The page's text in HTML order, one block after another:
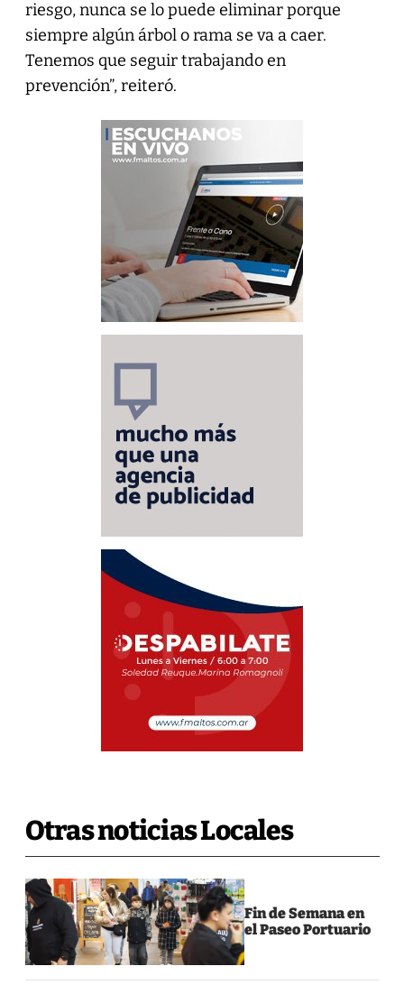
riesgo, nunca se lo puede eliminar porque
siempre algún árbol o rama se va a caer.
Tenemos que seguir trabajando en
prevención”, reiteró.
Otras noticias Locales
Fin de Semana en
el Paseo Portuario